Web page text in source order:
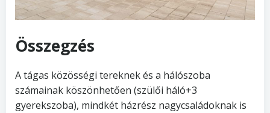
Összegzés
A tágas közösségi tereknek és a hálószoba
számainak köszönhetően (szülői háló+3
gyerekszoba), mindkét házrész nagycsaládoknak is